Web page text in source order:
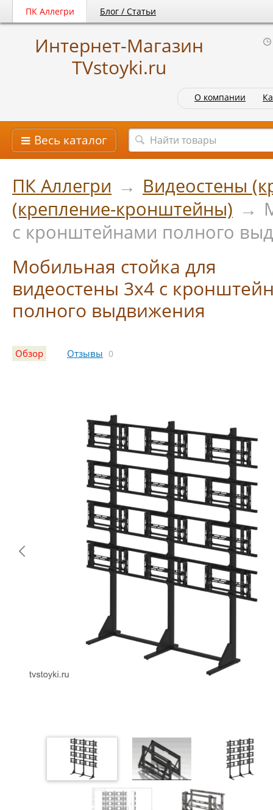
ПК Аллегри Блог / Статьи
Интернет-Магазин
TVstoyki.ru
О компании
Весь каталог
ПК Аллегри → Видеостены
(крепление-кронштейны) →
с кронштейнами полного
Мобильная стойка для
видеостены 3х4 с
полного выдвижения
Обзор Отзывы 0